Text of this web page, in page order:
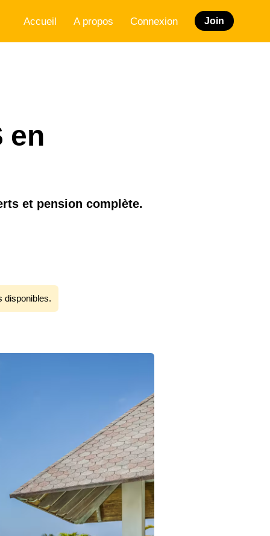
Accueil A propos Connexion Join
en
et pension complète.
disponibles.